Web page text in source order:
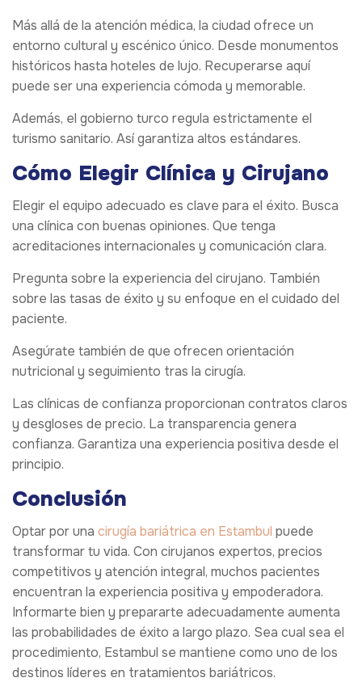
Más allá de la atención médica, la ciudad ofrece un
entorno cultural y escénico único. Desde monumentos
históricos hasta hoteles de lujo. Recuperarse aquí
puede ser una experiencia cómoda y memorable.
Además, el gobierno turco regula estrictamente el
turismo sanitario. Así garantiza altos estándares.
Cómo Elegir Clínica y Cirujano
Elegir el equipo adecuado es clave para el éxito. Busca
una clínica con buenas opiniones. Que tenga
acreditaciones internacionales y comunicación clara.
Pregunta sobre la experiencia del cirujano. También
sobre las tasas de éxito y su enfoque en el cuidado del
paciente.
Asegúrate también de que ofrecen orientación
nutricional y seguimiento tras la cirugía.
Las clínicas de confianza proporcionan contratos claros
y desgloses de precio. La transparencia genera
confianza. Garantiza una experiencia positiva desde el
principio.
Conclusión
Optar por una cirugía bariátrica en Estambul puede
transformar tu vida. Con cirujanos expertos, precios
competitivos y atención integral, muchos pacientes
encuentran la experiencia positiva y empoderadora.
Informarte bien y prepararte adecuadamente aumenta
las probabilidades de éxito a largo plazo. Sea cual sea el
procedimiento, Estambul se mantiene como uno de los
destinos líderes en tratamientos bariátricos.